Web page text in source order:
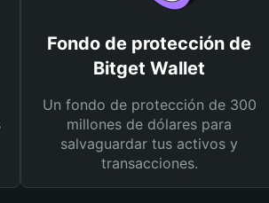
Fondo de protección de
Bitget Wallet
Un fondo de protección de 300
millones de dólares para
salvaguardar tus activos y
transacciones.